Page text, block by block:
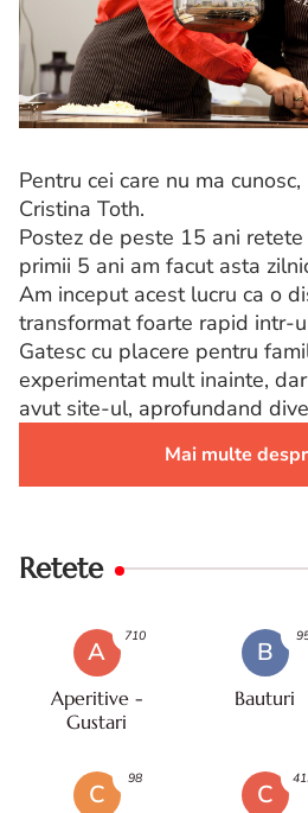
Pentru cei care nu ma
Cristina Toth.
Postez de peste 15 ani
primii 5 ani am facut asta
Am inceput acest lucru ca o
transformat foarte rapid intr-
Gatesc cu placere pentru
experimentat mult inainte,
avut site-ul, aprofundand
Mai multe
Retete
A
Aperitive -
Gustari
710
B
Bauturi
C
98
C